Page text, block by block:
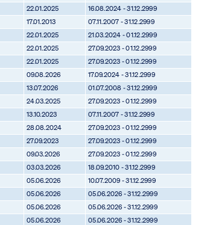
22.01.2025
16.08.2024 - 31.12.2999
17.01.2013
07.11.2007 - 31.12.2999
22.01.2025
21.03.2024 - 01.12.2999
22.01.2025
27.09.2023 - 01.12.2999
22.01.2025
27.09.2023 - 01.12.2999
09.08.2026
17.09.2024 - 31.12.2999
13.07.2026
01.07.2008 - 31.12.2999
24.03.2025
27.09.2023 - 01.12.2999
13.10.2023
07.11.2007 - 31.12.2999
28.08.2024
27.09.2023 - 01.12.2999
27.09.2023
27.09.2023 - 01.12.2999
09.03.2026
27.09.2023 - 01.12.2999
03.03.2026
18.09.2010 - 31.12.2999
05.06.2026
10.07.2009 - 31.12.2999
05.06.2026
05.06.2026 - 31.12.2999
05.06.2026
05.06.2026 - 31.12.2999
05.06.2026
05.06.2026 - 31.12.2999